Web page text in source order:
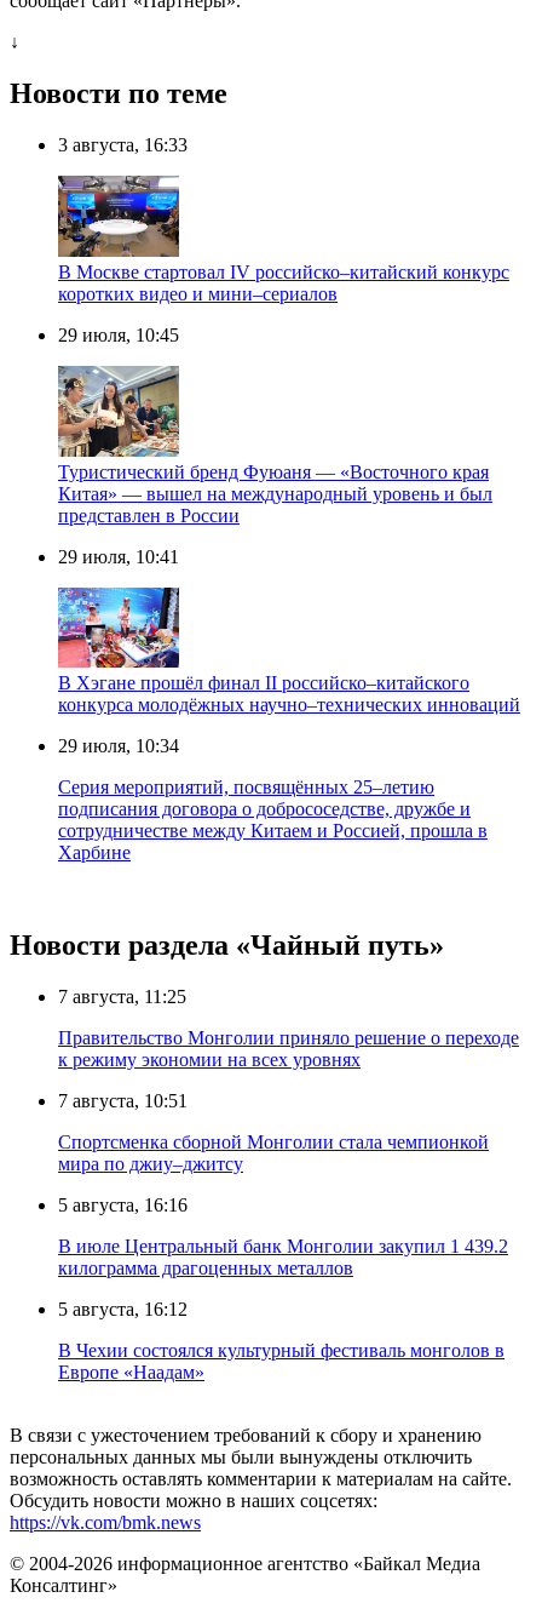
↓
Новости по теме
3 августа, 16:33
В Москве стартовал IV российско–китайский конкурс
коротких видео и мини–сериалов
29 июля, 10:45
Туристический бренд Фуюаня — «Восточного края
Китая» — вышел на международный уровень и был
представлен в России
29 июля, 10:41
В Хэгане прошёл финал II российско–китайского
конкурса молодёжных научно–технических инноваций
29 июля, 10:34
Серия мероприятий, посвящённых 25–летию
подписания договора о добрососедстве, дружбе и
сотрудничестве между Китаем и Россией, прошла в
Харбине
Новости раздела «Чайный путь»
7 августа, 11:25
Правительство Монголии приняло решение о переходе
к режиму экономии на всех уровнях
7 августа, 10:51
Спортсменка сборной Монголии стала чемпионкой
мира по джиу–джитсу
5 августа, 16:16
В июле Центральный банк Монголии закупил 1 439.2
килограмма драгоценных металлов
5 августа, 16:12
В Чехии состоялся культурный фестиваль монголов в
Европе «Наадам»
В связи с ужесточением требований к сбору и хранению
персональных данных мы были вынуждены отключить
возможность оставлять комментарии к материалам на сайте.
Обсудить новости можно в наших соцсетях:
https://vk.com/bmk.news
© 2004-2026 информационное агентство «Байкал Медиа
Консалтинг»